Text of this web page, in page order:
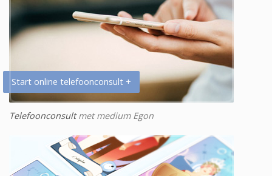
Start online telefoonconsult +
Telefoonconsultmet medium Egon